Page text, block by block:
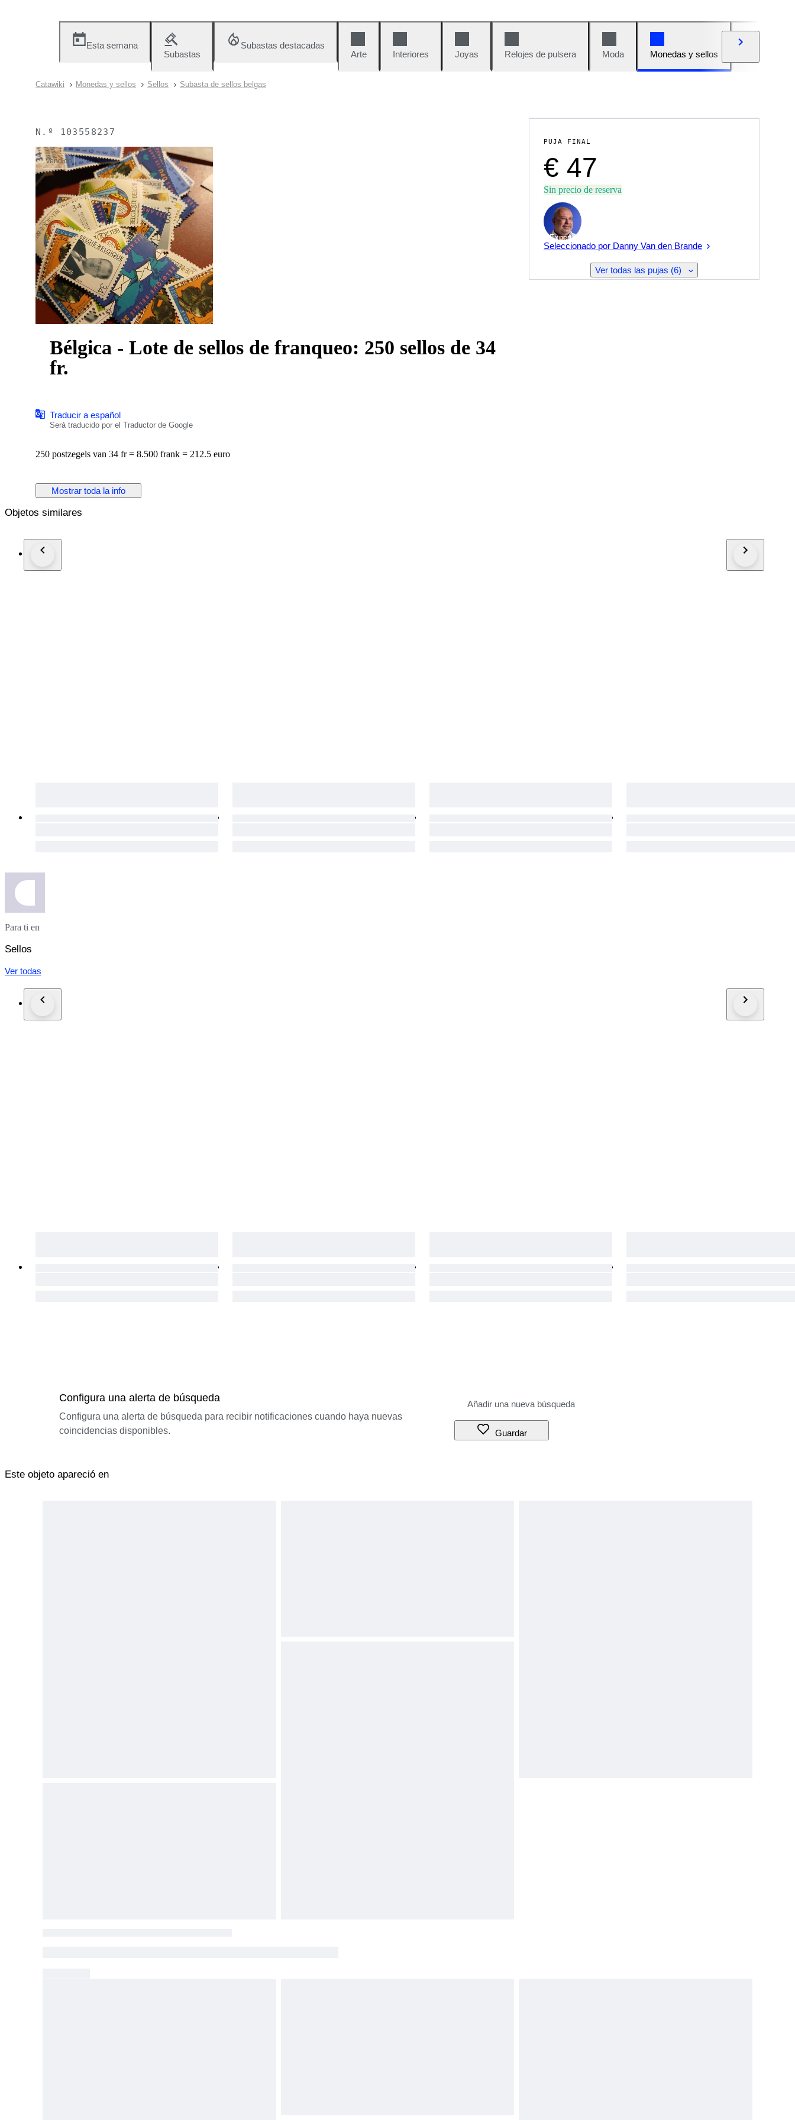
Esta semana
Subastas
Subastas destacadas
Arte
Interiores Joyas Relojes de pulsera Moda Monedas y sellos
Catawiki Monedas y sellos Sellos Subasta de sellos belgas
N.º 103558237
Vendido
Bélgica - Lote de sellos de franqueo: 250 sellos de 34
fr.
Traducir a español
Será traducido por el Traductor de Google
250 postzegels van 34 fr = 8.500 frank = 212.5 euro
Mostrar toda la info
PUJA FINAL
€ 47
Sin precio de reserva
Experto
Seleccionado por Danny Van den Brande
Ver todas las pujas (6)
Objetos similares
Para ti en
Sellos
Ver todas
Configura una alerta de búsqueda
Configura una alerta de búsqueda para recibir notificaciones cuando haya nuevas
coincidencias disponibles.
Guardar
Este objeto apareció en